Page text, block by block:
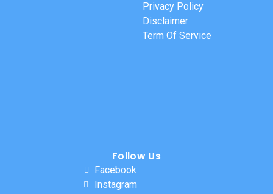
Privacy Policy
Disclaimer
Term Of Service
Follow Us
Facebook
Instagram